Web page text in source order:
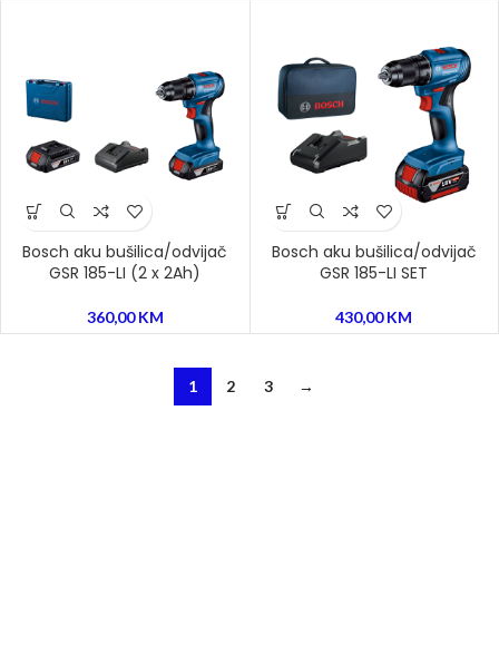
Bosch aku bušilica/odvijač
GSR 185-LI (2 x 2Ah)
360,00KM
Bosch aku bušilica/odvijač
GSR 185-LI SET
430,00KM
1 2 3 →